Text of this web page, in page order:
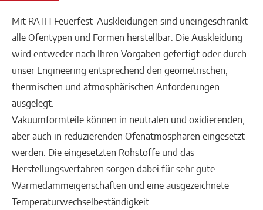
Mit RATH Feuerfest-Auskleidungen sind uneingeschränkt
alle Ofentypen und Formen herstellbar. Die Auskleidung
wird entweder nach Ihren Vorgaben gefertigt oder durch
unser Engineering entsprechend den geometrischen,
thermischen und atmosphärischen Anforderungen
ausgelegt.
Vakuumformteile können in neutralen und oxidierenden,
aber auch in reduzierenden Ofenatmosphären eingesetzt
werden. Die eingesetzten Rohstoffe und das
Herstellungsverfahren sorgen dabei für sehr gute
Wärmedämmeigenschaften und eine ausgezeichnete
Temperaturwechselbeständigkeit.